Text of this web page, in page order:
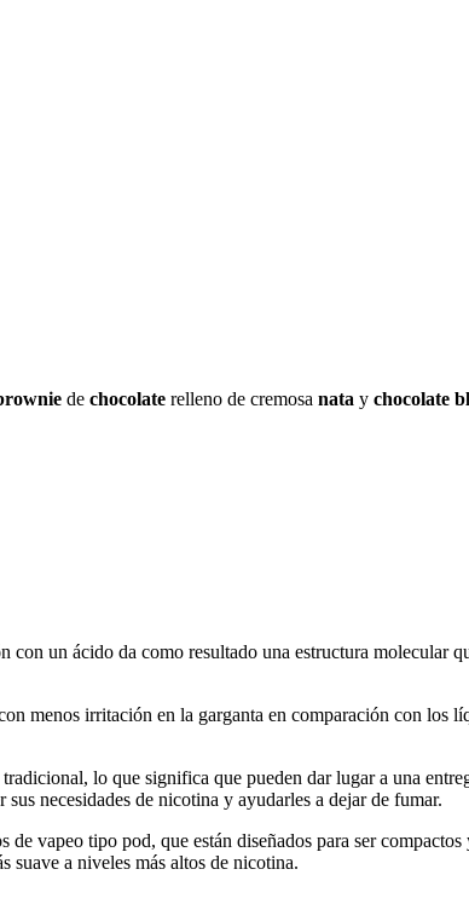
de chocolate relleno de cremosa nata y chocolate
un ácido da como resultado una estructura molecular
menos irritación en la garganta en comparación con los
lo que significa que pueden dar lugar a una
necesidades de nicotina y ayudarles a dejar de fumar.
vapeo tipo pod, que están diseñados para ser
suave a niveles más altos de nicotina.